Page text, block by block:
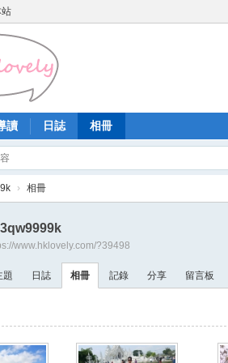
讀 日誌 相冊
› 相冊
www.hklovely.com/?39498
題 日誌 相冊 記錄 分享 留言板